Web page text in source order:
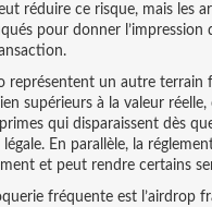
réduire ce risque, mais les
pour donner
représentent un autre
supérieurs à la valeur
qui disparaissent dès
En parallèle, la
et peut rendre certains
fréquente est l’airdrop